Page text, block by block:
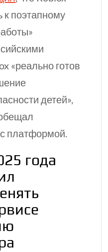
к поэтапному
«реально готов
детей»,
платформой.
года